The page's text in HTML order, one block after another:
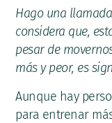
Hago una
considera que,
pesar de
más y peor, es
Aunque hay
para entrenar